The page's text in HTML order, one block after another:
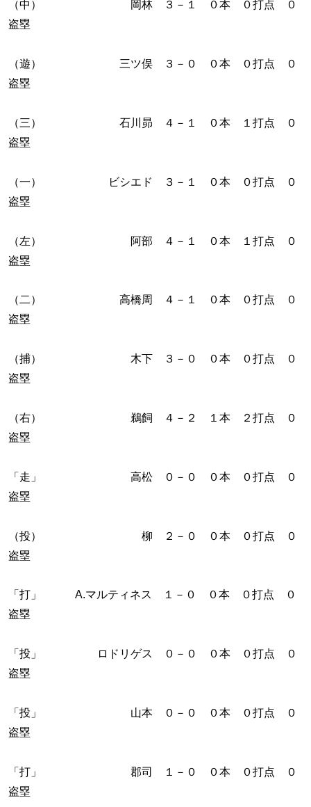
（中） 岡林 ３－１ ０本 ０打点 ０
盗塁
（遊） 三ツ俣 ３－０ ０本 ０打点 ０
盗塁
（三） 石川昴 ４－１ ０本 １打点 ０
盗塁
（一） ビシエド ３－１ ０本 ０打点 ０
盗塁
（左） 阿部 ４－１ ０本 １打点 ０
盗塁
（二） 高橋周 ４－１ ０本 ０打点 ０
盗塁
（捕） 木下 ３－０ ０本 ０打点 ０
盗塁
（右） 鵜飼 ４－２ １本 ２打点 ０
盗塁
「走」 高松 ０－０ ０本 ０打点 ０
盗塁
（投） 柳 ２－０ ０本 ０打点 ０
盗塁
「打」 A.マルティネス １－０ ０本 ０打点 ０
盗塁
「投」 ロドリゲス ０－０ ０本 ０打点 ０
盗塁
「投」 山本 ０－０ ０本 ０打点 ０
盗塁
「打」 郡司 １－０ ０本 ０打点 ０
盗塁